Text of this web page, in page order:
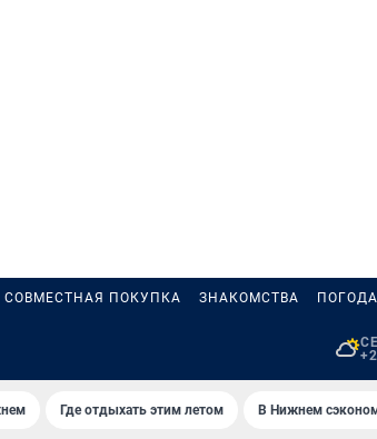
СОВМЕСТНАЯ ПОКУПКА ЗНАКОМСТВА ПОГОДА
Где отдыхать этим летом В Нижнем